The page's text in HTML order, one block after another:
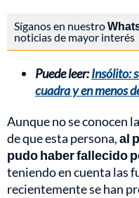
Síganos en nuestro
noticias de mayor interés
Puede leer:Insólito:
cuadra y en menos
Aunque no se conocen
de que esta persona,al
pudo haber fallecido
teniendo en cuenta las
recientemente se han